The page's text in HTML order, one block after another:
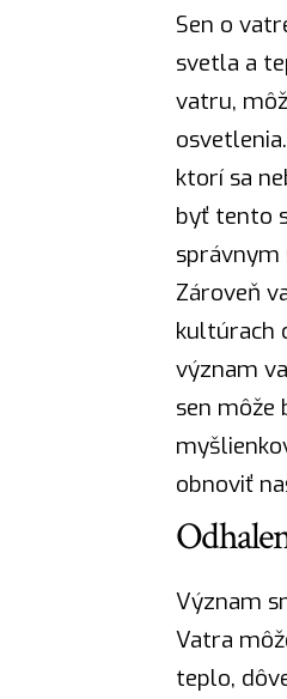
Sen o
svetla a
vatru,
ktorí sa
byť tento
správnym
Zároveň
kultúrach
význam
sen môže
obnoviť
Význam
Vatra
teplo,